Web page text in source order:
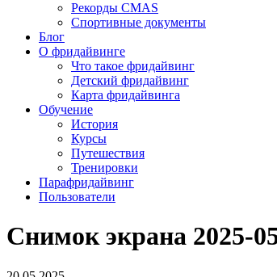
Рекорды CMAS
Спортивные документы
Блог
О фридайвинге
Что такое фридайвинг
Детский фридайвинг
Карта фридайвинга
Обучение
История
Курсы
Путешествия
Тренировки
Парафридайвинг
Пользователи
Снимок экрана 2025-